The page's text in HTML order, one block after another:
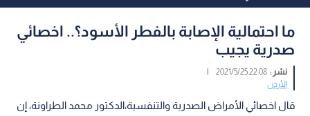
ما احتمالية الإصابة بالفطر الأسود؟.. اخصائي
صدرية يجيب
نشر :22:08 2021/5/25
|
الأردن
قال اخصائي الأمراض الصدرية والتنفسية،الدكتور محمد الطراونة، إن